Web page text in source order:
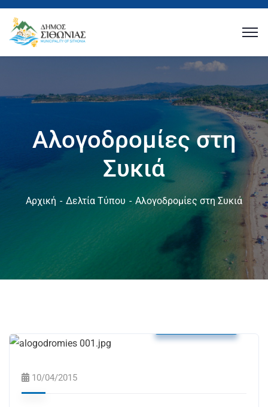
Αλογοδρομίες στη
Συκιά
Αρχική Δελτία Τύπου Αλογοδρομίες στη Συκιά
10/04/2015